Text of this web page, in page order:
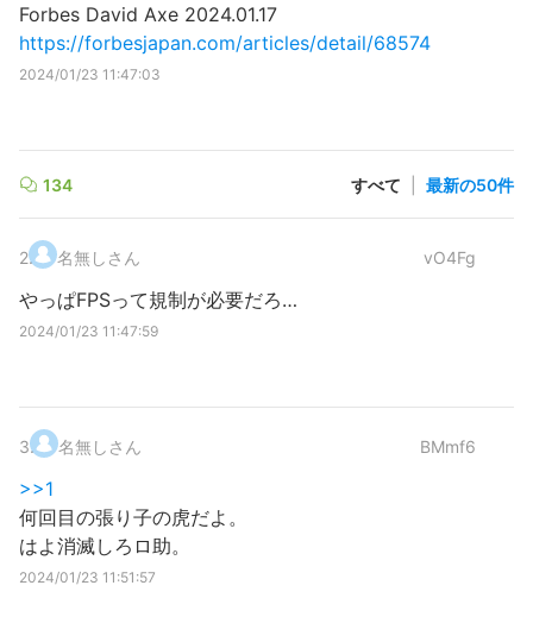
Forbes David Axe 2024.01.17
https://forbesjapan.com/articles/detail/68574
2024/01/23 11:47:03
134 すべて 最新の50件
2. 名無しさん vO4Fg
やっぱFPSって規制が必要だろ…
2024/01/23 11:47:59
3. 名無しさん BMmf6
>>1
何回目の張り子の虎だよ。
はよ消滅しろロ助。
2024/01/23 11:51:57